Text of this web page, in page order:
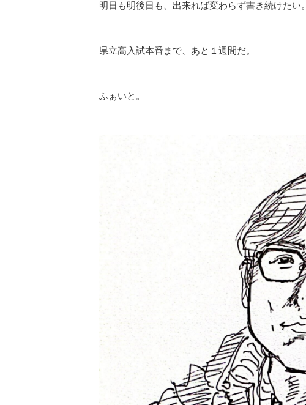
明日も明後日も、出来れば変わらず書き続けたい。
県立高入試本番まで、あと１週間だ。
ふぁいと。